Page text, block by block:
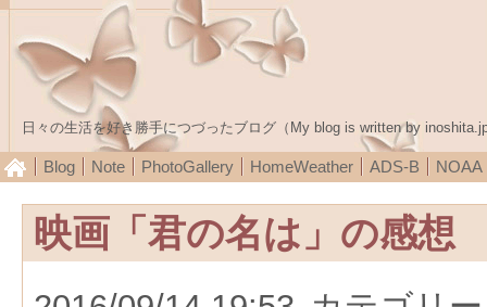
日々の生活を好き勝手につづったブログ（My blog is written by
Blog Note PhotoGallery HomeWeather ADS-B NOAA
映画「君の名は」の感想